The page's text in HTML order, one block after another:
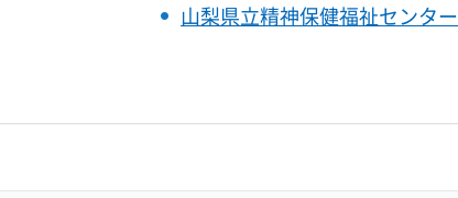
山梨県立精神保健福祉センター